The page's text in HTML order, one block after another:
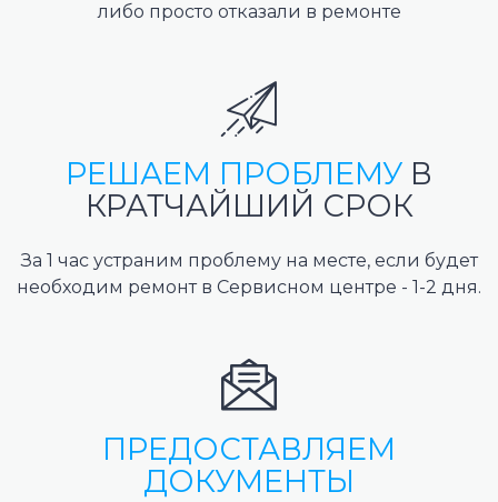
либо просто отказали в ремонте
РЕШАЕМ ПРОБЛЕМУ В
КРАТЧАЙШИЙ СРОК
За 1 час устраним проблему на месте, если будет
необходим ремонт в Сервисном центре - 1-2 дня.
ПРЕДОСТАВЛЯЕМ
ДОКУМЕНТЫ